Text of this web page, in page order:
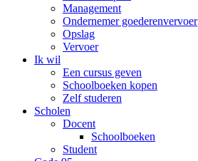
Management
Ondernemer goederenvervoer
Opslag
Vervoer
Ik wil
Een cursus geven
Schoolboeken kopen
Zelf studeren
Scholen
Docent
Schoolboeken
Student